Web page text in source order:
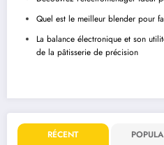
Quel est le meilleur blender pour
La balance électronique et son
de la pâtisserie de précision
RÉCENT